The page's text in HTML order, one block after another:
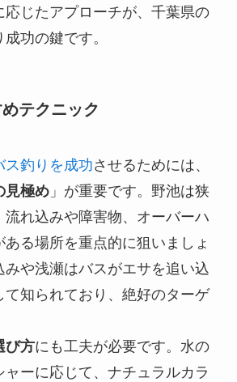
応じたアプローチが、千葉県の
功の鍵です。
テクニック
ス釣りを成功させるためには、
見極め」が重要です。野池は狭
流れ込みや障害物、オーバーハ
る場所を重点的に狙いましょ
みや浅瀬はバスがエサを追い込
て知られており、絶好のターゲ
び方にも工夫が必要です。水の
ーに応じて、ナチュラルカラ